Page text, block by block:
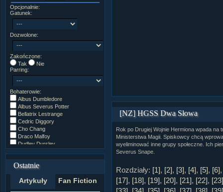
Opcjonalnie:
Gatunek:
Dozwolone:
Zakończone:
Tak
Nie
Parring:
Bohaterowie:
Albus Dumbledore
Albus Severus Potter
Bellatrix Lestrange
Cedric Diggory
Cho Chang
Draco Malfoy
Dudley Dursley
Godryk Gryffindor
Helga Hufflepuff
Ostatnie
Artykuły Fan Fiction
[NZ] HGSS Dwa Słowa
Rok po Drugiej Wojnie Hermiona wpada na
Ministerstwa Magii. Spiskowcy chcą
wyeliminować inne grupy społeczne. Ich
Severus Snape.
Rozdziały: [1], [2], [3], [4], [5], [6]
[17], [18], [19], [20], [21], [22], [23]